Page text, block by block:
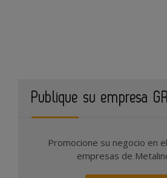
Publique su empresa
Promocione su negocio en
empresas de